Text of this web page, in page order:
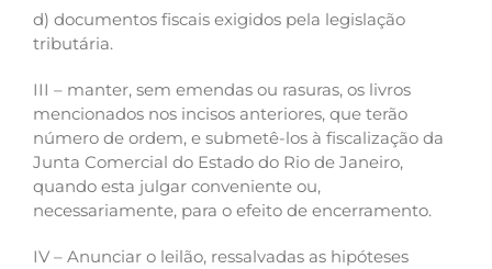
d) documentos fiscais exigidos pela legislação
tributária.
III – manter, sem emendas ou rasuras, os livros
mencionados nos incisos anteriores, que terão
número de ordem, e submetê-los à fiscalização da
Junta Comercial do Estado do Rio de Janeiro,
quando esta julgar conveniente ou,
necessariamente, para o efeito de encerramento.
IV – Anunciar o leilão, ressalvadas as hipóteses